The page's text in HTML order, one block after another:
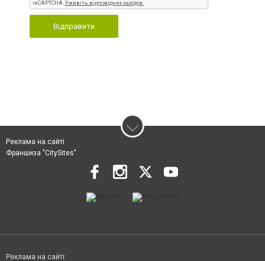
Відправити
Реклама на сайті
Франшиза "CitySites"
Реклама на сайті: